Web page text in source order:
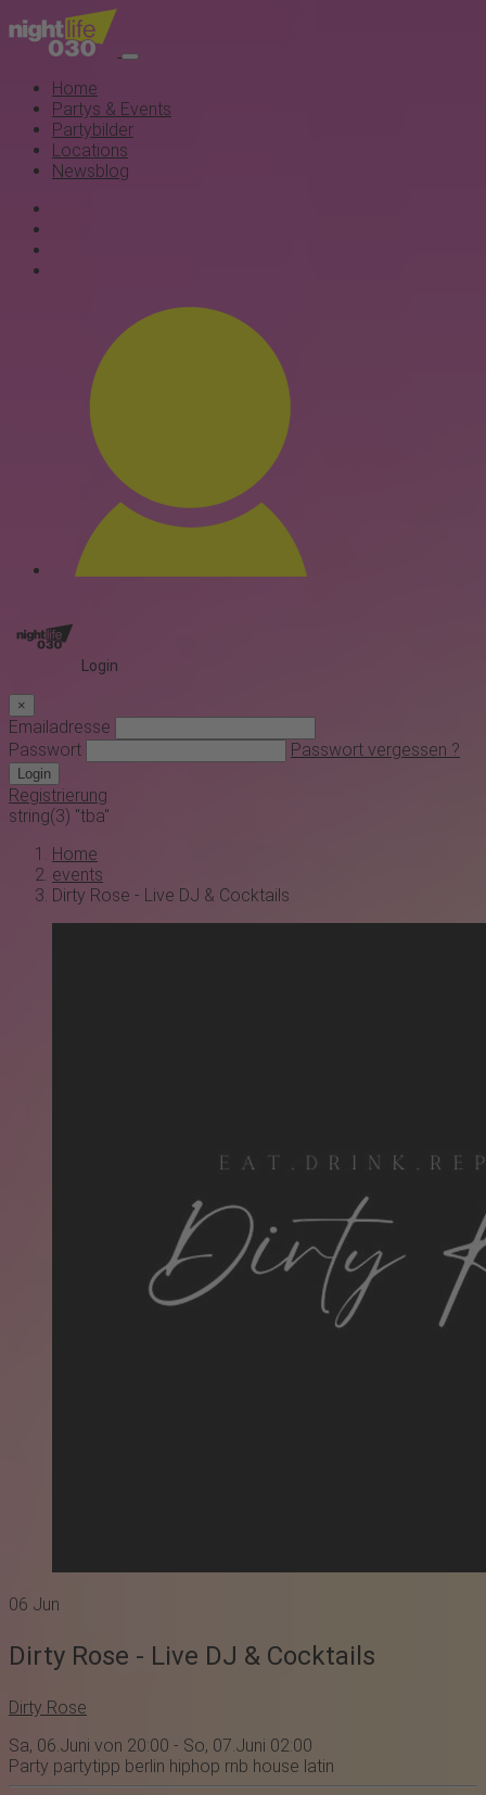
Home
Partys & Events
Partybilder
Locations
Newsblog
Login
×
Emailadresse
Passwort
Passwort vergessen ?
Login
Registrierung
string(3) "tba"
Home
events
Dirty Rose - Live DJ & Cocktails
06 Jun
Dirty Rose - Live DJ & Cocktails
Dirty Rose
Sa, 06.Juni von 20:00 - So, 07.Juni 02:00
Party partytipp berlin hiphop rnb house latin